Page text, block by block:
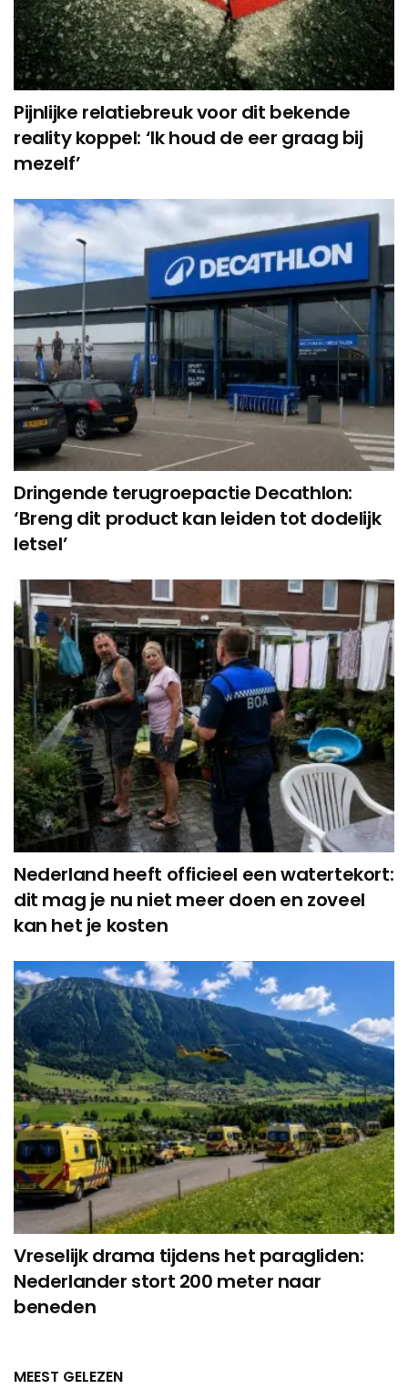
Pijnlijke relatiebreuk voor dit bekende
reality koppel: ‘Ik houd de eer graag bij
mezelf’
Dringende terugroepactie Decathlon:
‘Breng dit product kan leiden tot dodelijk
letsel’
Nederland heeft officieel een watertekort:
dit mag je nu niet meer doen en zoveel
kan het je kosten
Vreselijk drama tijdens het paragliden:
Nederlander stort 200 meter naar
beneden
MEEST GELEZEN